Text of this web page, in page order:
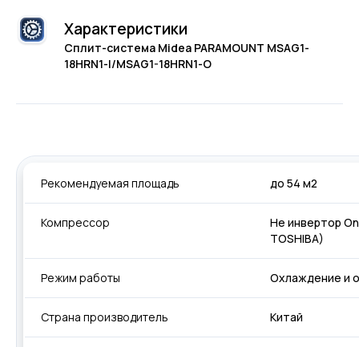
Характеристики
Сплит-система Midea PARAMOUNT MSAG1-
18HRN1-I/MSAG1-18HRN1-O
Рекомендуемая площадь до 54 м2
Компрессор
Не инвертор
TOSHIBA)
Режим работы Охлаждение и
Страна производитель Китай